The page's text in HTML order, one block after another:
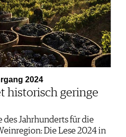
2024
historisch geringe
des Jahrhunderts für die
Die Lese 2024 in